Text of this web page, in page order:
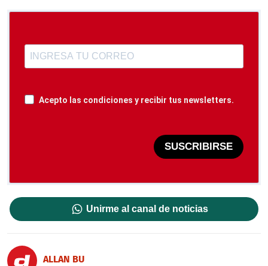
Acepto las condiciones y recibir tus newsletters.
SUSCRIBIRSE
Unirme al canal de noticias
ALLAN BU